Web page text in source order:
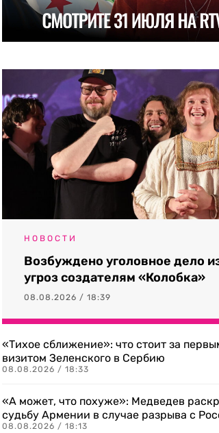
НОВОСТИ
Возбуждено уголовное дело
угроз создателям «Колобка»
08.08.2026 / 18:39
«Тихое сближение»: что стоит за
визитом Зеленского в Сербию
08.08.2026 / 18:33
«А может, что похуже»: Медведев
судьбу Армении в случае разрыва с
08.08.2026 / 18:13